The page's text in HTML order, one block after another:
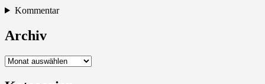
Kommentar
Archiv
Archiv